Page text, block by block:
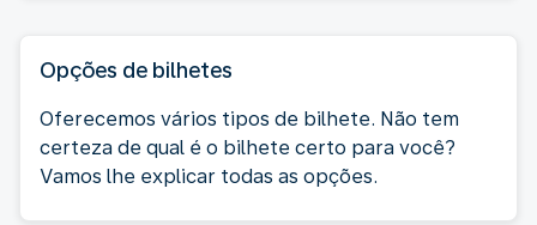
Opções de bilhetes
Oferecemos vários tipos de bilhete. Não tem
certeza de qual é o bilhete certo para você?
Vamos lhe explicar todas as opções.